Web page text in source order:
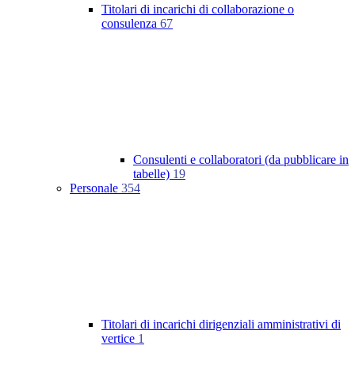
Titolari di incarichi di collaborazione o
consulenza 67
Consulenti e collaboratori (da pubblicare in
tabelle) 19
Personale 354
Titolari di incarichi dirigenziali amministrativi di
vertice 1